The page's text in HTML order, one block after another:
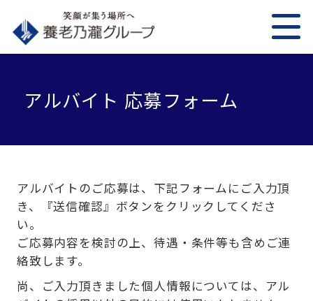
アルバイト 応募フォーム
アルバイトのご応募は、下記フォームにご入力頂
き、『送信確認』ボタンをクリックしてくださ
い。
ご応募内容を検討の上、待遇・条件等も含めご連
絡致します。
尚、ご入力頂きました個人情報については、アル